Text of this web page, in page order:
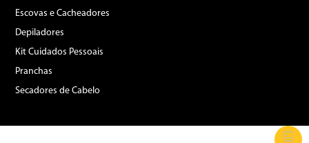
Escovas e Cacheadores
Depiladores
Kit Cuidados Pessoais
Pranchas
Secadores de Cabelo